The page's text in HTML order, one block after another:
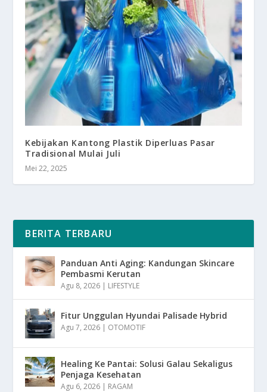
Kebijakan Kantong Plastik Diperluas Pasar
Tradisional Mulai Juli
Mei 22, 2025
BERITA TERBARU
Panduan Anti Aging: Kandungan Skincare
Pembasmi Kerutan
Agu 8, 2026 | LIFESTYLE
Fitur Unggulan Hyundai Palisade Hybrid
Agu 7, 2026 | OTOMOTIF
Healing Ke Pantai: Solusi Galau Sekaligus
Penjaga Kesehatan
Agu 6, 2026 | RAGAM